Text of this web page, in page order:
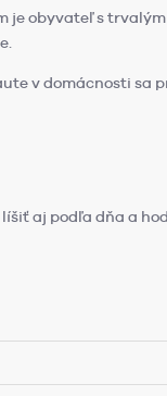
je obyvateľ s
v domácnosti sa
aj podľa dňa a